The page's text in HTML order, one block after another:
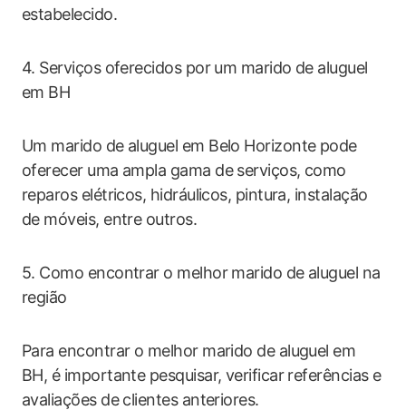
estabelecido.
4. Serviços oferecidos por um marido de aluguel
em BH
Um marido de aluguel em Belo Horizonte pode
oferecer uma ampla gama de serviços, como
reparos elétricos, hidráulicos, pintura, instalação
de móveis, entre outros.
5. Como encontrar o melhor marido de aluguel na
região
Para encontrar o melhor marido de aluguel em
BH, é importante pesquisar, verificar referências e
avaliações de clientes anteriores.